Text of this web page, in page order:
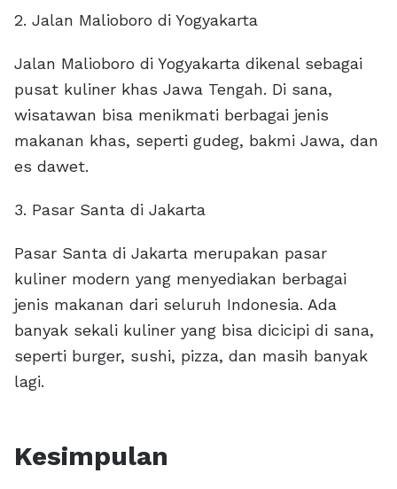
2. Jalan Malioboro di Yogyakarta
Jalan Malioboro di Yogyakarta dikenal sebagai
pusat kuliner khas Jawa Tengah. Di sana,
wisatawan bisa menikmati berbagai jenis
makanan khas, seperti gudeg, bakmi Jawa, dan
es dawet.
3. Pasar Santa di Jakarta
Pasar Santa di Jakarta merupakan pasar
kuliner modern yang menyediakan berbagai
jenis makanan dari seluruh Indonesia. Ada
banyak sekali kuliner yang bisa dicicipi di sana,
seperti burger, sushi, pizza, dan masih banyak
lagi.
Kesimpulan